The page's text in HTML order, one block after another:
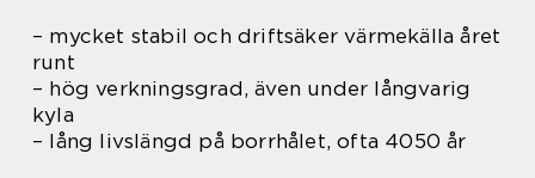
– mycket stabil och driftsäker värmekälla året
runt
– hög verkningsgrad, även under långvarig
kyla
– lång livslängd på borrhålet, ofta 4050 år